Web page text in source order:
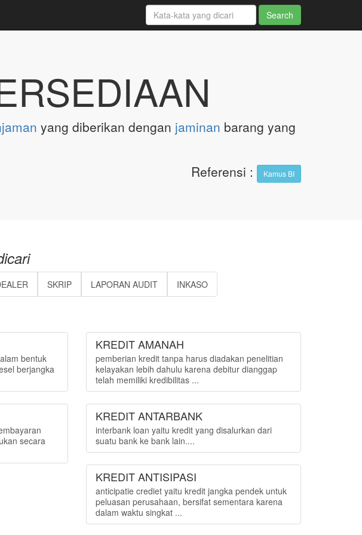
yang diberikan dengan jaminan barang yang
Referensi : Kamus BI
SKRIP LAPORAN AUDIT INKASO
bentuk
berjangka
KREDIT AMANAH
pemberian kredit tanpa harus diadakan penelitian
kelayakan lebih dahulu karena debitur dianggap
telah memiliki kredibilitas ...
secara
KREDIT ANTARBANK
interbank loan yaitu kredit yang disalurkan dari
suatu bank ke bank lain....
KREDIT ANTISIPASI
anticipatie crediet yaitu kredit jangka pendek untuk
peluasan perusahaan, bersifat sementara karena
dalam waktu singkat ...